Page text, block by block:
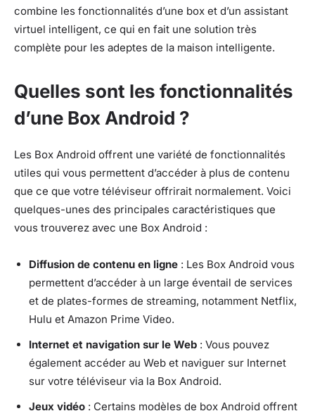
combine les fonctionnalités d’une box et d’un assistant
virtuel intelligent, ce qui en fait une solution très
complète pour les adeptes de la maison intelligente.
Quelles sont les fonctionnalités
d’une Box Android ?
Les Box Android offrent une variété de fonctionnalités
utiles qui vous permettent d’accéder à plus de contenu
que ce que votre téléviseur offrirait normalement. Voici
quelques-unes des principales caractéristiques que
vous trouverez avec une Box Android :
Diffusion de contenu en ligne : Les Box Android vous
permettent d’accéder à un large éventail de services
et de plates-formes de streaming, notamment Netflix,
Hulu et Amazon Prime Video.
Internet et navigation sur le Web : Vous pouvez
également accéder au Web et naviguer sur Internet
sur votre téléviseur via la Box Android.
Jeux vidéo : Certains modèles de box Android offrent